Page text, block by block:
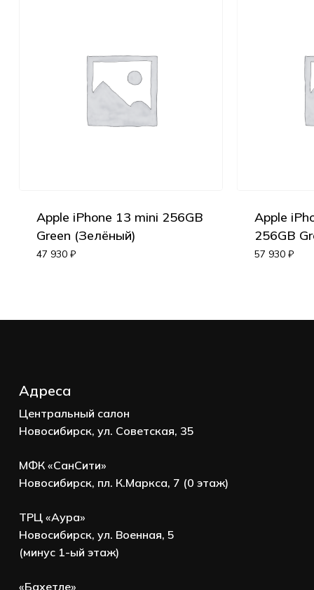
Apple iPhone 13 mini 256GB
Green (Зелёный)
47 930 ₽
Apple
256GB
57 930 ₽
Адреса
Центральный салон
Новосибирск, ул. Советская, 35
МФК «СанСити»
Новосибирск, пл. К.Маркса, 7 (0 этаж)
ТРЦ «Аура»
Новосибирск, ул. Военная, 5
(минус 1-ый этаж)
«Бахетле»